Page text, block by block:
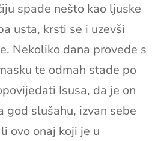
spade nešto kao ljuske
usta, krsti se i uzevši
Nekoliko dana provede s
te odmah stade po
Isusa, da je on
god slušahu, izvan sebe
ovo onaj koji je u